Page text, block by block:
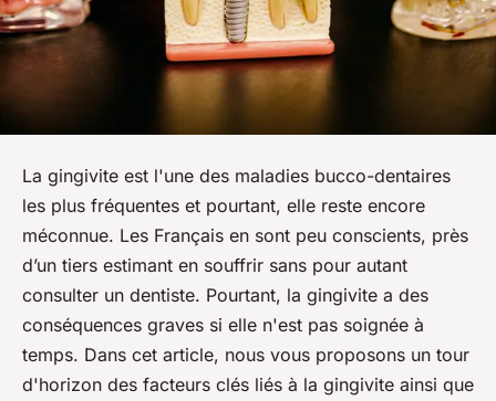
La gingivite est l'une des maladies bucco-dentaires
les plus fréquentes et pourtant, elle reste encore
méconnue. Les Français en sont peu conscients, près
d’un tiers estimant en souffrir sans pour autant
consulter un dentiste. Pourtant, la gingivite a des
conséquences graves si elle n'est pas soignée à
temps. Dans cet article, nous vous proposons un tour
d'horizon des facteurs clés liés à la gingivite ainsi que